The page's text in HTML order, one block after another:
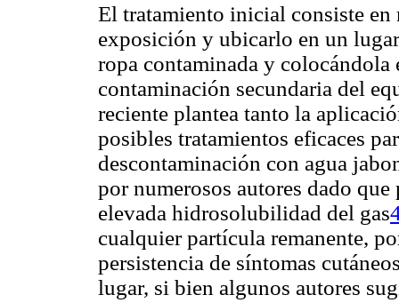
El tratamiento inicial consiste
exposición y ubicarlo en un
ropa contaminada y colocándola
contaminación secundaria del
reciente plantea tanto la
posibles tratamientos eficaces
descontaminación con agua
por numerosos autores dado
elevada hidrosolubilidad del gas
cualquier partícula remanente,
persistencia de síntomas
lugar, si bien algunos autores